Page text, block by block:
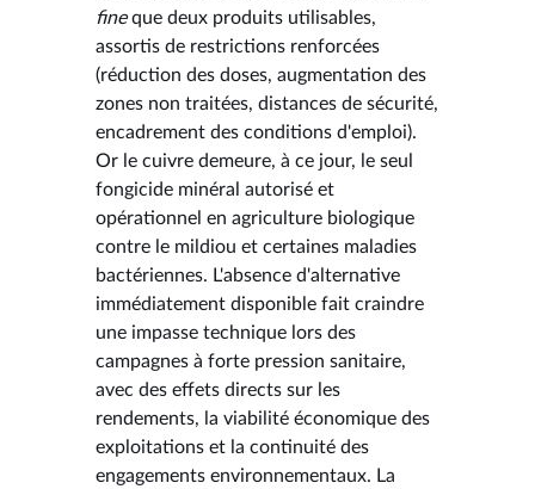
fineque deux produits utilisables,
assortis de restrictions renforcées
(réduction des doses, augmentation des
zones non traitées, distances de sécurité,
encadrement des conditions d'emploi).
Or le cuivre demeure, à ce jour, le seul
fongicide minéral autorisé et
opérationnel en agriculture biologique
contre le mildiou et certaines maladies
bactériennes. L'absence d'alternative
immédiatement disponible fait craindre
une impasse technique lors des
campagnes à forte pression sanitaire,
avec des effets directs sur les
rendements, la viabilité économique des
exploitations et la continuité des
engagements environnementaux. La